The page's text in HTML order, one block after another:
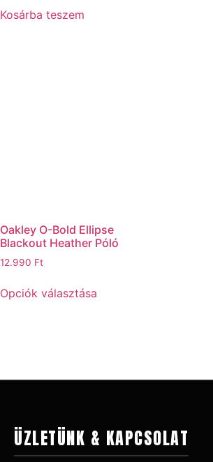
Kosárba teszem
Oakley O-Bold Ellipse
Blackout Heather Póló
12.990 Ft
Opciók választása
ÜZLETÜNK & KAPCSOLAT